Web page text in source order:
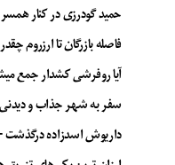
حمید گودرزی در کنار
فاصله بازرگان تا ارزروم
آیا روفرشی کشدار جمع
سفر به شهر جذاب و دیدنی
داریوش اسدزاده